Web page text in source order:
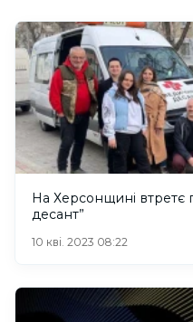
На Херсонщині
десант”
10 кві. 2023 08:22